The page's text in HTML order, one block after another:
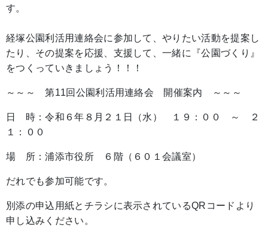
す。
経塚公園利活用連絡会に参加して、やりたい活動を提案し
たり、その提案を応援、支援して、一緒に『公園づくり』
をつくっていきましょう！！！
～～～ 第11回公園利活用連絡会 開催案内 ～～～
日 時：令和６年８月２１日（水） １９：００ ～ ２
１：００
場 所：浦添市役所 ６階（６０１会議室）
だれでも参加可能です。
別添の申込用紙とチラシに表示されているQRコードより
申し込みください。